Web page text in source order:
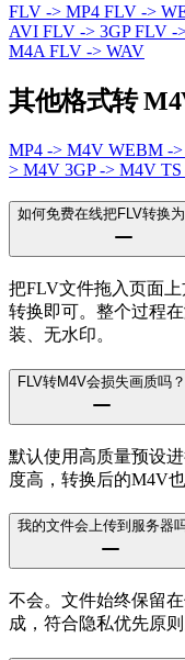
FLV -> MP4 FLV ->
AVI FLV -> 3GPFLV -
M4A FLV -> WAV
其他格式转
MP4 -> M4V WEBM -
> M4V 3GP -> M4V
如何免费在线把FLV转换
把FLV文件拖入页面
转换即可。整个过程
装、无水印。
FLV转M4V会损失画质吗？
默认使用高质量预设
度高，转换后的M4V
我的文件会上传到服务器
不会。文件始终保留
成，符合隐私优先原则